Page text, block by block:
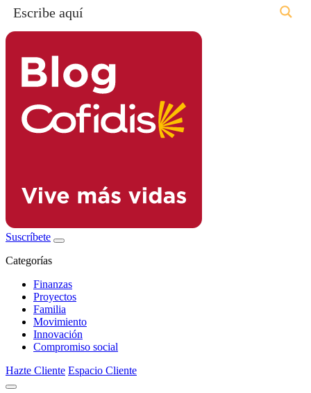
Suscríbete
Categorías
Finanzas
Proyectos
Familia
Movimiento
Innovación
Compromiso social
Hazte Cliente Espacio Cliente